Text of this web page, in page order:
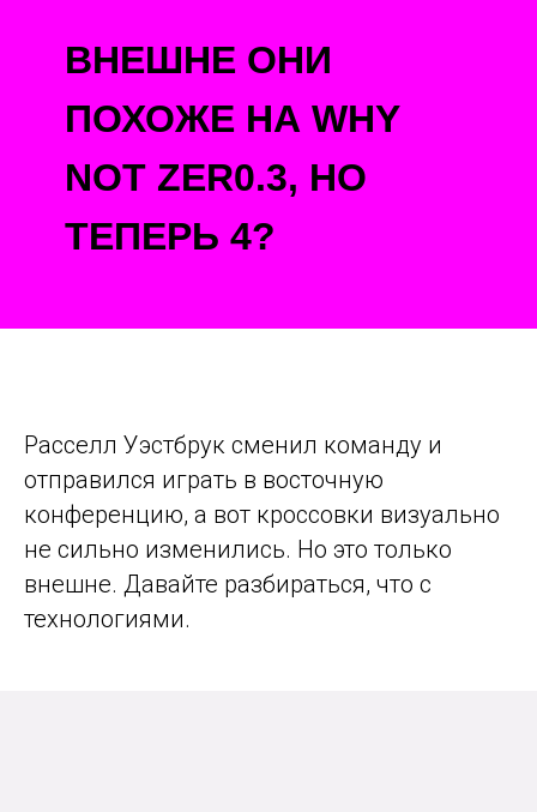
ВНЕШНЕ ОНИ
ПОХОЖЕ НА WHY
NOT ZER0.3, НО
ТЕПЕРЬ 4?
Расселл Уэстбрук сменил команду и
отправился играть в восточную
конференцию, а вот кроссовки визуально
не сильно изменились. Но это только
внешне. Давайте разбираться, что с
технологиями.